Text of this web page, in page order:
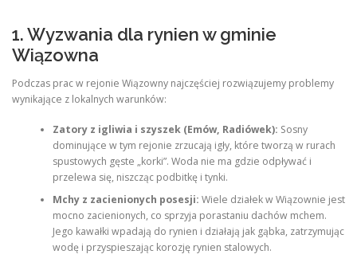
1. Wyzwania dla rynien w gminie
Wiązowna
Podczas prac w rejonie Wiązowny najczęściej rozwiązujemy problemy
wynikające z lokalnych warunków:
Zatory z igliwia i szyszek (Emów, Radiówek): Sosny
dominujące w tym rejonie zrzucają igły, które tworzą w rurach
spustowych gęste „korki”. Woda nie ma gdzie odpływać i
przelewa się, niszcząc podbitkę i tynki.
Mchy z zacienionych posesji: Wiele działek w Wiązownie jest
mocno zacienionych, co sprzyja porastaniu dachów mchem.
Jego kawałki wpadają do rynien i działają jak gąbka, zatrzymując
wodę i przyspieszając korozję rynien stalowych.